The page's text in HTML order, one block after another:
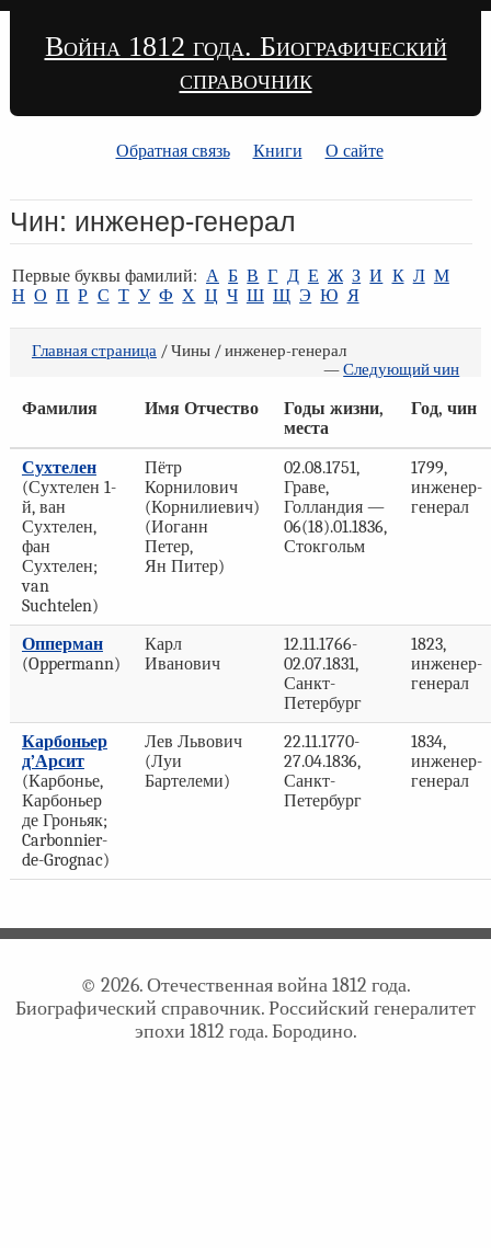
Война 1812 года. Биографический
справочник
Обратная связь Книги О сайте
Чин: инженер-генерал
Первые буквы фамилий: А Б В Г Д Е Ж З И К Л М
Н О П Р С Т У Ф Х Ц Ч Ш Щ Э Ю Я
Главная страница/ Чины / инженер-генерал
—Следующий чин
Фамилия Имя Отчество
Годы жизни,
места
Год, чин
Сухтелен
(Сухтелен 1-
й, ван
Сухтелен,
фан
Сухтелен;
van
Suchtelen)
Пётр
Корнилович
(Корнилиевич)
(Иоганн
Петер,
Ян Питер)
02.08.1751,
Граве,
Голландия —
06(18).01.1836,
Стокгольм
1799,
инженер-
генерал
Опперман
(Oppermann)
Карл
Иванович
12.11.1766-
02.07.1831,
Санкт-
Петербург
1823,
инженер-
генерал
Карбоньер
д’Арсит
(Карбонье,
Карбоньер
де Гроньяк;
Carbonnier-
de-Grognac)
Лев Львович
(Луи
Бартелеми)
22.11.1770-
27.04.1836,
Санкт-
Петербург
1834,
инженер-
генерал
© 2026. Отечественная война 1812 года.
Биографический справочник. Российский генералитет
эпохи 1812 года. Бородино.